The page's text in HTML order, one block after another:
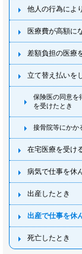
他人の行為によ
医療費が高額に
差額負担の医療
立て替え払いを
保険医の同意を
を受けたとき
接骨院等にかか
在宅医療を受け
病気で仕事を休
出産したとき
出産で仕事を休
死亡したとき